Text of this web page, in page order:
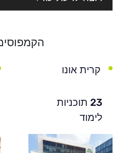
קרית אונו
23 תוכניות
לימוד